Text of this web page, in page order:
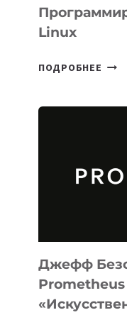
Linux
ПОДРОБНЕЕ META
ДЛЯ
И
Джефф